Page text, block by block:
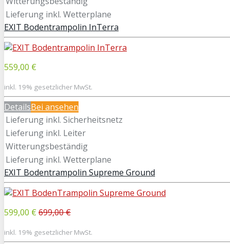
Lieferung inkl. Wetterplane
EXIT Bodentrampolin InTerra
559,00 €
inkl. 19% gesetzlicher MwSt.
DetailsBei ansehen
Lieferung inkl. Sicherheitsnetz
Lieferung inkl. Leiter
Witterungsbeständig
Lieferung inkl. Wetterplane
EXIT Bodentrampolin Supreme Ground
599,00 € 699,00 €
inkl. 19% gesetzlicher MwSt.